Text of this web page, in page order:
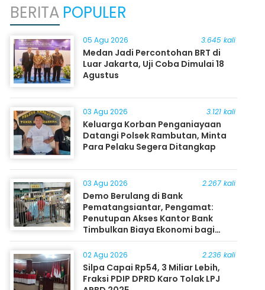
BERITA POPULER
05 Agu 2026 3.645 kali
Medan Jadi Percontohan BRT di
Luar Jakarta, Uji Coba Dimulai 18
Agustus
03 Agu 2026 3.121 kali
Keluarga Korban Penganiayaan
Datangi Polsek Rambutan, Minta
Para Pelaku Segera Ditangkap
03 Agu 2026 2.267 kali
Demo Berulang di Bank
Pematangsiantar, Pengamat:
Penutupan Akses Kantor Bank
Timbulkan Biaya Ekonomi bagi
Masyarakat
02 Agu 2026 2.236 kali
Silpa Capai Rp54, 3 Miliar Lebih,
Fraksi PDIP DPRD Karo Tolak LPJ